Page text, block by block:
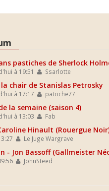
pastiches de Sherlock
à 19:51 Ssarlotte
chair de Stanislas Petrosky
à 17:17 patoche77
la semaine (saison 4)
à 13:03 Fab
Hinault (Rouergue
Le Juge Wargrave
- Jon Bassoff (Gallmeister
JohnSteed